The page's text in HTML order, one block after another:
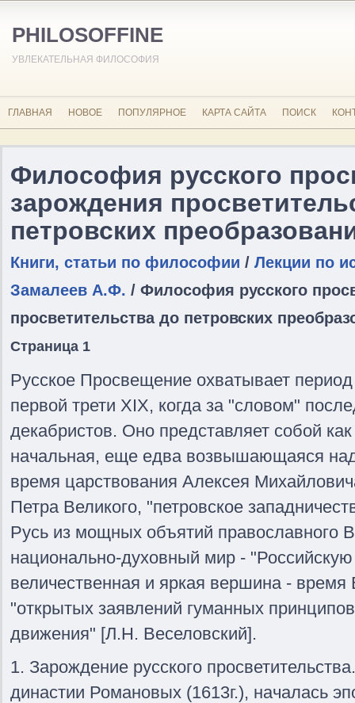
PHILOSOFFINE
УВЛЕКАТЕЛЬНАЯ ФИЛОСОФИЯ
ГЛАВНАЯ НОВОЕ ПОПУЛЯРНОЕ КАРТА САЙТА ПОИСК
Философия русского
зарождения
петровских
Книги, статьи по философии / Лекции по
Замалеев А.Ф. / Философия русского
просветительства до петровских
Страница 1
Русское Просвещение охватывает
первой трети XIX, когда за "словом"
декабристов. Оно представляет собой
начальная, еще едва возвышающаяся
время царствования Алексея
Петра Великого, "петровское
Русь из мощных объятий православного
национально-духовный мир -
величественная и яркая вершина -
"открытых заявлений гуманных
движения" [Л.Н. Веселовский].
1. Зарождение русского
династии Романовых (1613г.), началась